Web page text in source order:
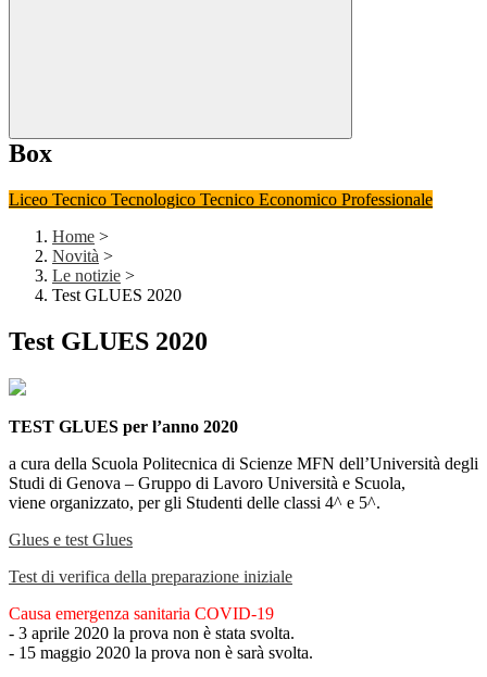
Box
Liceo Tecnico Tecnologico Tecnico Economico Professionale
Home >
Novità >
Le notizie >
Test GLUES 2020
Test GLUES 2020
TEST GLUES per l’anno 2020
a cura della Scuola Politecnica di Scienze MFN dell’Università degli
Studi di Genova – Gruppo di Lavoro Università e Scuola,
viene organizzato, per gli Studenti delle classi 4^ e 5^.
Glues e test Glues
Test di verifica della preparazione iniziale
Causa emergenza sanitaria COVID-19
- 3 aprile 2020 la prova non è stata svolta.
- 15 maggio 2020 la prova non è sarà svolta.